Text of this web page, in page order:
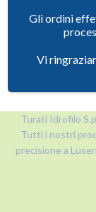
Turati Idrofilo
Tutti i nostri
precisione a
Gli ordini
Vi